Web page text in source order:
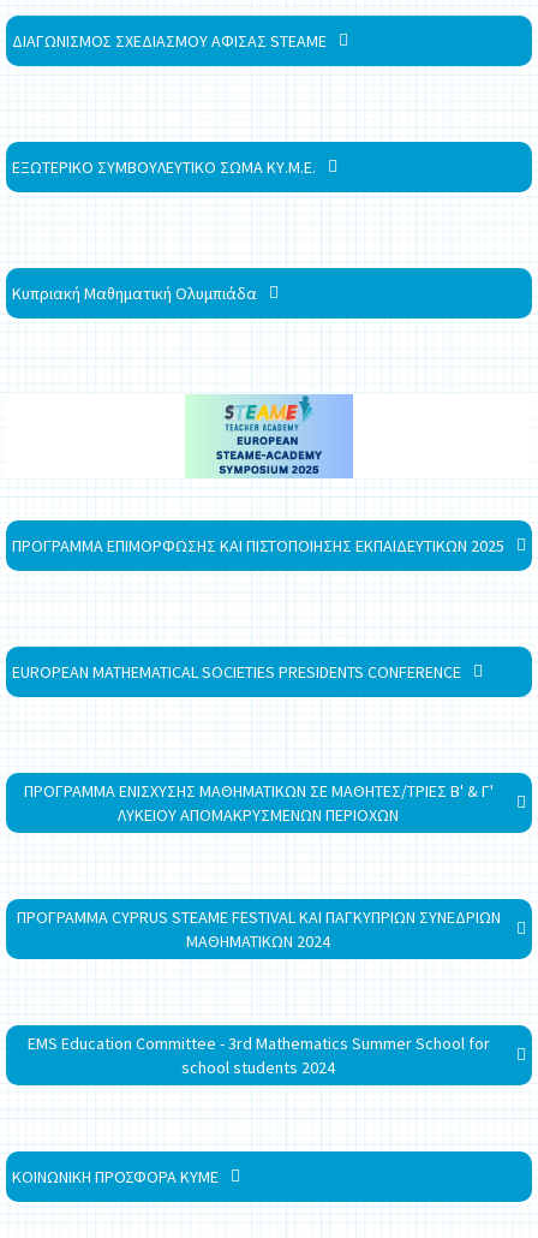
ΔΙΑΓΩΝΙΣΜΟΣ ΣΧΕΔΙΑΣΜΟΥ ΑΦΙΣΑΣ STEAME
ΕΞΩΤΕΡΙΚΟ ΣΥΜΒΟΥΛΕΥΤΙΚΟ ΣΩΜΑ ΚΥ.Μ.Ε.
Κυπριακή Μαθηματική Ολυμπιάδα
ΠΡΟΓΡΑΜΜΑ ΕΠΙΜΟΡΦΩΣΗΣ ΚΑΙ ΠΙΣΤΟΠΟΙΗΣΗΣ ΕΚΠΑΙΔΕΥΤΙΚΩΝ 2025
EUROPEAN MATHEMATICAL SOCIETIES PRESIDENTS CONFERENCE
ΠΡΟΓΡΑΜΜΑ ΕΝΙΣΧΥΣΗΣ ΜΑΘΗΜΑΤΙΚΩΝ ΣΕ ΜΑΘΗΤΕΣ/ΤΡΙΕΣ Β' & Γ'
ΛΥΚΕΙΟΥ ΑΠΟΜΑΚΡΥΣΜΕΝΩΝ ΠΕΡΙΟΧΩΝ
ΠΡΟΓΡΑΜΜΑ CYPRUS STEAME FESTIVAL ΚΑΙ ΠΑΓΚΥΠΡΙΩΝ ΣΥΝΕΔΡΙΩΝ
ΜΑΘΗΜΑΤΙΚΩΝ 2024
EMS Education Committee - 3rd Mathematics Summer School for
school students 2024
ΚΟΙΝΩΝΙΚΗ ΠΡΟΣΦΟΡΑ ΚΥΜΕ